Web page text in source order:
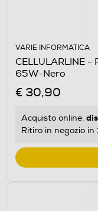
VARIE INFORMATICA
CELLULARLINE -
65W-Nero
€ 30,90
Acquisto online:
Ritiro in negozio